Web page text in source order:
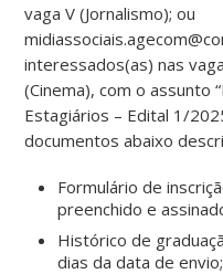
vaga V (Jornalismo); ou
interessados(as) nas
(Cinema), com o assunto
Estagiários – Edital 1/
documentos abaixo
Formulário de
preenchido e
Histórico de
dias da data de envio;